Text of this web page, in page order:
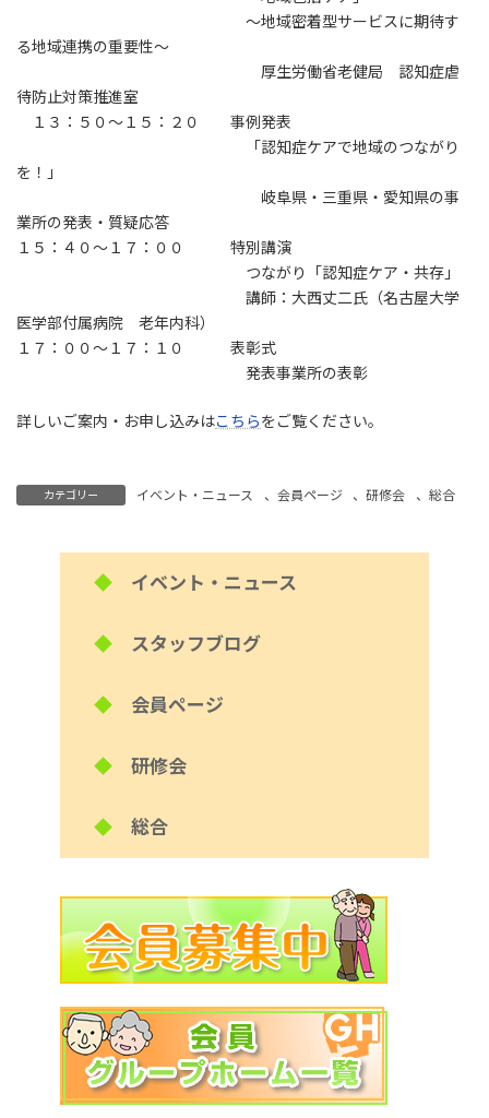
～地域密着型サービスに期待す
る地域連携の重要性～
厚生労働省老健局 認知症虐
待防止対策推進室
１３：５０～１５：２０ 事例発表
「認知症ケアで地域のつながり
を！」
岐阜県・三重県・愛知県の事
業所の発表・質疑応答
１５：４０～１７：００ 特別講演
つながり「認知症ケア・共存」
講師：大西丈二氏（名古屋大学
医学部付属病院 老年内科）
１７：００～１７：１０ 表彰式
発表事業所の表彰
詳しいご案内・お申し込みはこちらをご覧ください。
カテゴリー イベント・ニュース 、 会員ページ 、研修会 、 総合
◆ イベント・ニュース
◆ スタッフブログ
◆ 会員ページ
◆ 研修会
◆ 総合